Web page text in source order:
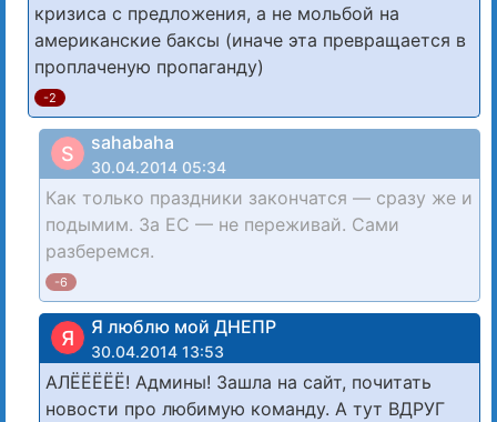
кризиса с предложения, а не мольбой на
американские баксы (иначе эта превращается в
проплаченую пропаганду)
-2
S sahabaha
30.04.2014 05:34
Как только праздники закончатся — сразу же и
подымим. За ЕС — не переживай. Сами
разберемся.
-6
Я Я люблю мой ДНЕПР
30.04.2014 13:53
АЛЁЁЁЁЁ! Админы! Зашла на сайт, почитать
новости про любимую команду. А тут ВДРУГ